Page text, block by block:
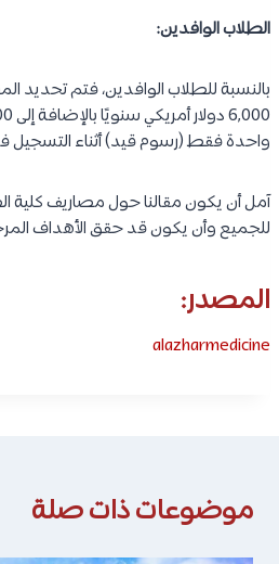
الطلاب الوافدين:
بالنسبة للطلاب الوافدين، فتم تحديد
واحدة فقط (رسوم قيد) أثناء التسجيل
آمل أن يكون مقالنا حول مصاريف كلية
للجميع وأن يكون قد حقق الأهداف
المصدر:
alazharmedicine
موضوعات ذات صلة